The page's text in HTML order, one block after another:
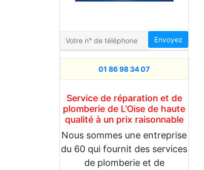
Envoyez
01 86 98 34 07
Service de réparation et de
plomberie de L’Oise de haute
qualité à un prix raisonnable
Nous sommes une entreprise
du 60 qui fournit des services
de plomberie et de